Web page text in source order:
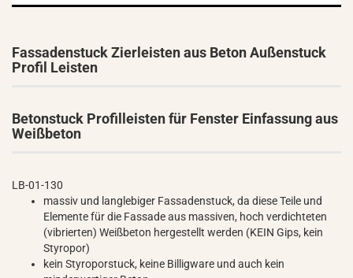
Fassadenstuck Zierleisten aus Beton Außenstuck
Profil Leisten
Betonstuck Profilleisten für Fenster Einfassung aus
Weißbeton
LB-01-130
massiv und langlebiger Fassadenstuck, da diese Teile und
Elemente für die Fassade aus massiven, hoch verdichteten
(vibrierten) Weißbeton hergestellt werden (KEIN Gips, kein
Styropor)
kein Styroporstuck, keine Billigware und auch kein